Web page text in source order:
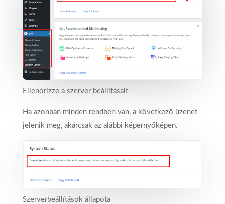
Ellenőrizze a szerver beállításait
Ha azonban minden rendben van, a következő üzenet
jelenik meg, akárcsak az alábbi képernyőképen.
Szerverbeállítások állapota